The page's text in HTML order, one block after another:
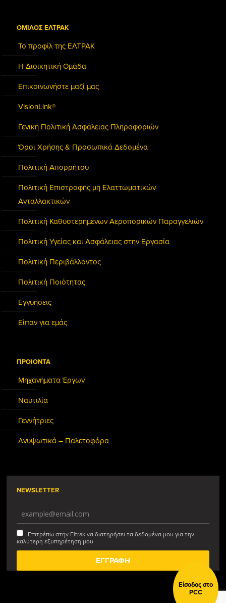
ΟΜΙΛΟΣ ΕΛΤΡΑΚ
Το προφίλ της ΕΛΤΡΑΚ
Η Διοικητική Ομάδα
Επικοινωνήστε μαζί μας
VisionLink®
Γενική Πολιτική Ασφάλειας Πληροφοριών
Όροι Χρήσης & Προσωπικά Δεδομένα
Πολιτική Απορρήτου
Πολιτική Επιστροφής μη Ελαττωματικών
Ανταλλακτικών
Πολιτική Καθυστερημένων Αεροπορικών Παραγγελιών
Πολιτική Υγείας και Ασφάλειας στην Εργασία
Πολιτική Περιβάλλοντος
Πολιτική Ποιότητας
Εγγυήσεις
Είπαν για εμάς
ΠΡΟΙΟΝΤΑ
Μηχανήματα Έργων
Ναυτιλία
Γεννήτριες
Ανυψωτικά – Παλετοφόρα
NEWSLETTER
Επιτρέπω στην Eltrak να διατηρήσει τα δεδομένα μου για την
καλύτερη εξυπηρέτηση μου
Είσοδος στο
PCC